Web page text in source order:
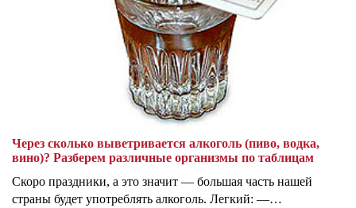
Через сколько выветривается алкоголь (пиво, водка,
вино)? Разберем различные организмы по таблицам
Скоро праздники, а это значит — большая часть нашей
страны будет употреблять алкоголь. Легкий: —…